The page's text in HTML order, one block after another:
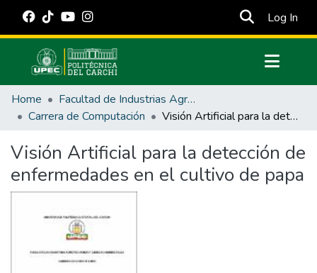
Log In
Communities & Collections
All of DSpace
Estadísticas Externas
Manuales
Home
Facultad de Industrias Agropecuarias y Ciencias Ambientales
Carrera de Computación
Visión Artificial para la detección de enfermedades en el cultivo de papa
Visión Artificial para la detección de
enfermedades en el cultivo de papa